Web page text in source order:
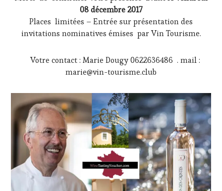
08 décembre 2017
Places limitées – Entrée sur présentation des
invitations nominatives émises par Vin Tourisme.
Votre contact : Marie Dougy 0622636486 . mail :
marie@vin-tourisme.club